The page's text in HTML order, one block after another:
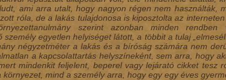
ami arra utalt, hogy nagyon régen nem használták,
róla, de a lakás tulajdonosa is kiposztolta az
szerint azonban minden
egyetlen helyiséget látott, a többit a tulaj
négyzetméter a lakás és a bíróság számára nem
a kapcsolattartás helyszíneként, sem arra, hogy
mindenkit feljelent, beperel vagy lejárató cikket tesz
mind a személy arra, hogy egy egy éves